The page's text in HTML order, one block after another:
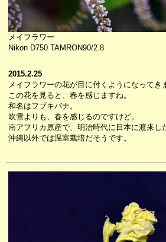
メイフラワー
Nikon D750 TAMRON90/2.8
2015.2.25
メイフラワーの花が目に付くようになってき
この花を見ると、春を感じますね。
和名はフブキバナ。
吹雪よりも、春を感じるのですけど。
南アフリカ原産で、明治時代に日本に渡来し
沖縄以外では温室栽培だそうです。